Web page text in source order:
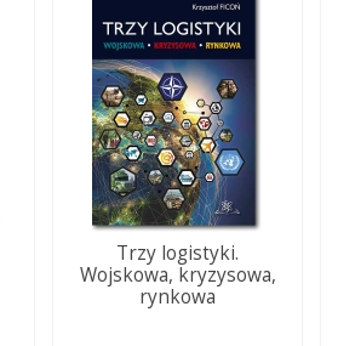
Trzy logistyki.
Wojskowa, kryzysowa,
rynkowa